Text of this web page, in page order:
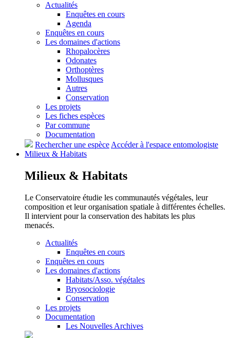
Actualités
Enquêtes en cours
Agenda
Enquêtes en cours
Les domaines d'actions
Rhopalocères
Odonates
Orthoptères
Mollusques
Autres
Conservation
Les projets
Les fiches espèces
Par commune
Documentation
Rechercher une espèce Accéder à l'espace entomologiste
Milieux & Habitats
Milieux & Habitats
Le Conservatoire étudie les communautés végétales, leur
composition et leur organisation spatiale à différentes échelles.
Il intervient pour la conservation des habitats les plus
menacés.
Actualités
Enquêtes en cours
Enquêtes en cours
Les domaines d'actions
Habitats/Asso. végétales
Bryosociologie
Conservation
Les projets
Documentation
Les Nouvelles Archives